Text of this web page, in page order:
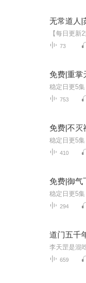
无常道人|
73
免费|重掌
753
免费|不灭
410
免费|御气
294
659